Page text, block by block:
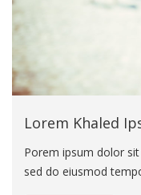
Lorem Khaled
Porem ipsum dolor
sed do eiusmod